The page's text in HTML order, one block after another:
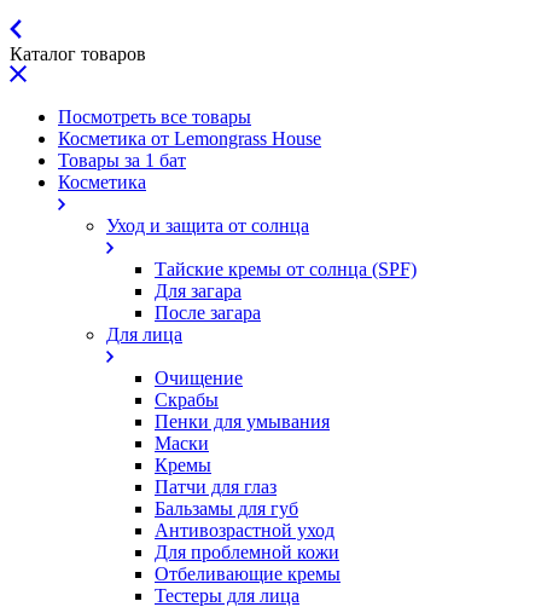
Каталог товаров
Посмотреть все товары
Косметика от Lemongrass House
Товары за 1 бат
Косметика
Уход и защита от солнца
Тайские кремы от солнца (SPF)
Для загара
После загара
Для лица
Очищение
Скрабы
Пенки для умывания
Маски
Кремы
Патчи для глаз
Бальзамы для губ
Антивозрастной уход
Для проблемной кожи
Oтбеливающие кремы
Тестеры для лица